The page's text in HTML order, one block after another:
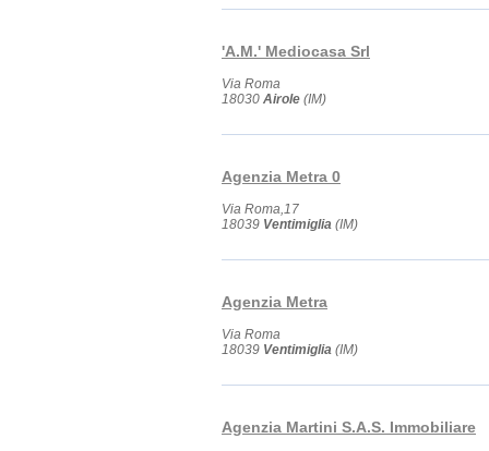
'A.M.' Mediocasa Srl
Via Roma
18030 Airole (IM)
Agenzia Metra 0
Via Roma,17
18039 Ventimiglia (IM)
Agenzia Metra
Via Roma
18039 Ventimiglia (IM)
Agenzia Martini S.A.S. Immobiliare